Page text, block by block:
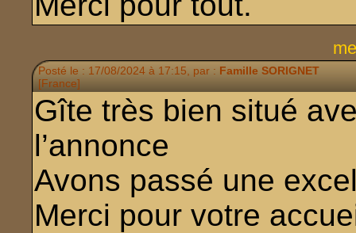
Posté le : 17/08/2024 à 17:15, par : Famille SORIGNET
[France]
Gîte très bien situé
l’annonce
Avons passé une
Merci pour votre